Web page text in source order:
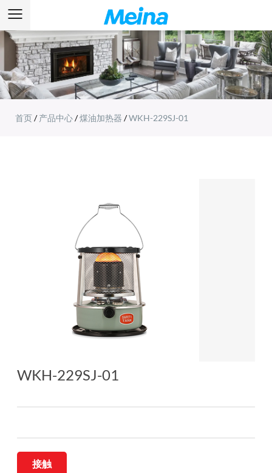
首页/产品中心/煤油加热器 /WKH-229SJ-01
WKH-229SJ-01
接触